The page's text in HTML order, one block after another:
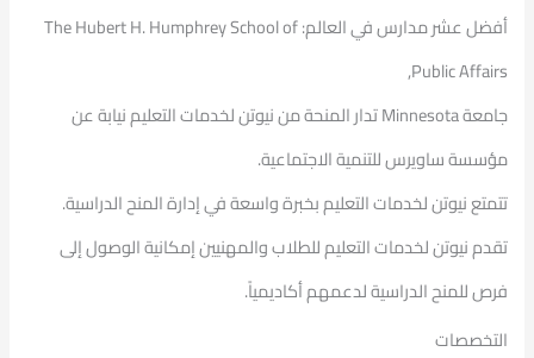
أفضل عشر مدارس في العالم: The Hubert H. Humphrey School of
Public Affairs,
جامعة Minnesota تدار المنحة من نيوتن لخدمات التعليم نيابة عن
مؤسسة ساويرس للتنمية الاجتماعية.
تتمتع نيوتن لخدمات التعليم بخبرة واسعة في إدارة المنح الدراسية.
تقدم نيوتن لخدمات التعليم للطلاب والمهنيين إمكانية الوصول إلى
فرص للمنح الدراسية لدعمهم أكاديمياً.
التخصصات